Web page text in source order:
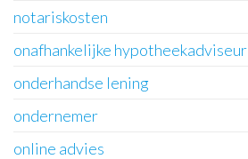
notariskosten
onafhankelijke hypotheekadviseur
onderhandse lening
ondernemer
online advies